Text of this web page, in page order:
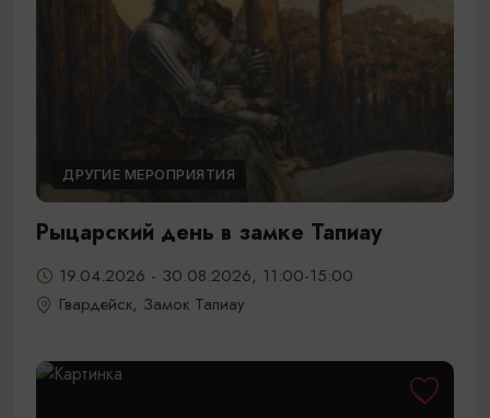
ДРУГИЕ МЕРОПРИЯТИЯ
Рыцарский день в замке Тапиау
19.04.2026 - 30.08.2026, 11:00-15:00
Гвардейск, Замок Тапиау